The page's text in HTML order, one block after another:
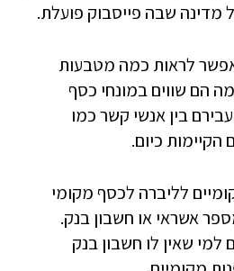
שבה פייסבוק פועלת.
לראות כמה מטבעות
הם שווים במונחי כסף
בין אנשי קשר כמו
כיום.
לליברה לכסף מקומי
אשראי או חשבון בנק.
למי שאין לו חשבון בנק